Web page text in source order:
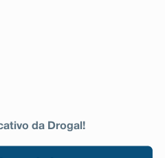
da Drogal!